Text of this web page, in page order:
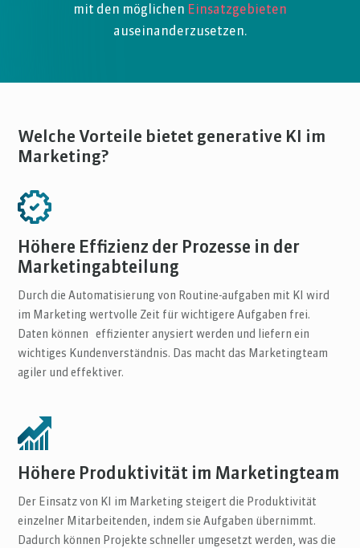
mit den möglichen Einsatzgebieten
auseinanderzusetzen.
Welche Vorteile bietet generative KI im
Marketing?
Höhere Effizienz der Prozesse in der
Marketingabteilung
Durch die Automatisierung von Routine-aufgaben mit KI wird
im Marketing wertvolle Zeit für wichtigere Aufgaben frei.
Daten können effizienter anysiert werden und liefern ein
wichtiges Kundenverständnis. Das macht das Marketingteam
agiler und effektiver.
Höhere Produktivität im Marketingteam
Der Einsatz von KI im Marketing steigert die Produktivität
einzelner Mitarbeitenden, indem sie Aufgaben übernimmt.
Dadurch können Projekte schneller umgesetzt werden, was die